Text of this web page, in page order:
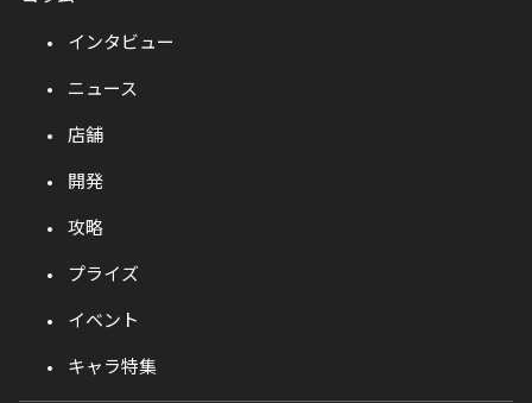
インタビュー
ニュース
店舗
開発
攻略
プライズ
イベント
キャラ特集